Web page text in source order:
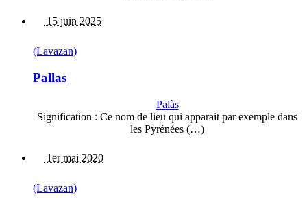
15 juin 2025
(Lavazan)
Pallas
Palàs
Signification : Ce nom de lieu qui apparait par exemple dans
les Pyrénées (…)
1er mai 2020
(Lavazan)